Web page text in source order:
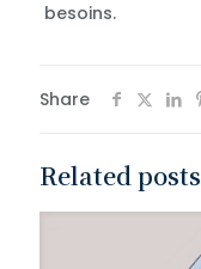
besoins.
Share
Related posts